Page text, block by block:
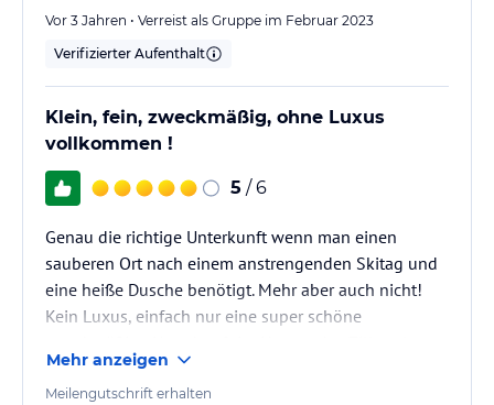
Vor 3 Jahren • Verreist als Gruppe im Februar 2023
Verifizierter Aufenthalt
Klein, fein, zweckmäßig, ohne Luxus
vollkommen !
5 / 6
Genau die richtige Unterkunft wenn man einen
sauberen Ort nach einem anstrengenden Skitag und
eine heiße Dusche benötigt. Mehr aber auch nicht!
Kein Luxus, einfach nur eine super schöne
Mehr anzeigen
Meilengutschrift erhalten